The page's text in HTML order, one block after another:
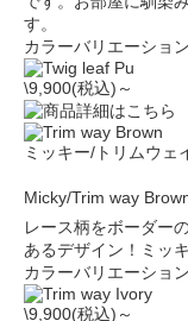
す。
カラーバリエーショ
\9,900(税込)～
ミッキー/トリムウェ
Micky/Trim way
レース柄をボーダー
あるデザイン！ミッ
カラーバリエーショ
\9,900(税込)～